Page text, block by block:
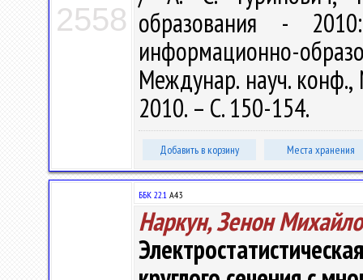
2558 образования -
информационно-
Междунар. науч.
2010. – С. 150-154.
Добавить в корзину Места хранения
ББК 22.1 А43
Наркун, Зенон